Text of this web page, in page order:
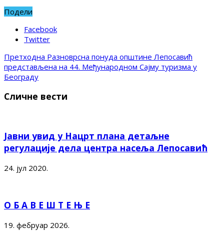
Подели
Facebook
Twitter
Претходна Разноврсна понуда општине Лепосавић
представљена на 44. Међународном Сајму туризма у
Београду
Сличне вести
Јавни увид у Нацрт плана детаљне
регулације дела центра насеља Лепосавић
24. јул 2020.
О Б А В Е Ш Т Е Њ Е
19. фебруар 2026.